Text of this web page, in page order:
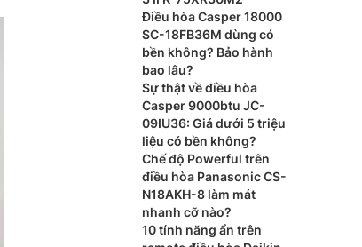
Điều hòa Casper 18000
SC-18FB36M dùng có
bền không? Bảo hành
bao lâu?
Sự thật về điều hòa
Casper 9000btu JC-
09IU36: Giá dưới 5 triệu
liệu có bền không?
Chế độ Powerful trên
điều hòa Panasonic CS-
N18AKH-8 làm mát
nhanh cỡ nào?
10 tính năng ẩn trên